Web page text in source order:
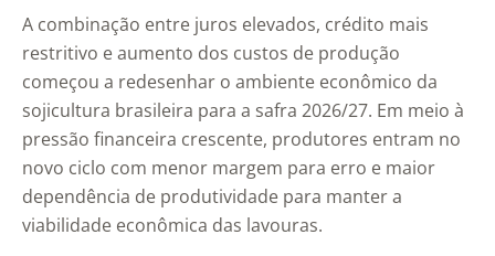
A combinação entre juros elevados, crédito mais
restritivo e aumento dos custos de produção
começou a redesenhar o ambiente econômico da
sojicultura brasileira para a safra 2026/27. Em meio à
pressão financeira crescente, produtores entram no
novo ciclo com menor margem para erro e maior
dependência de produtividade para manter a
viabilidade econômica das lavouras.